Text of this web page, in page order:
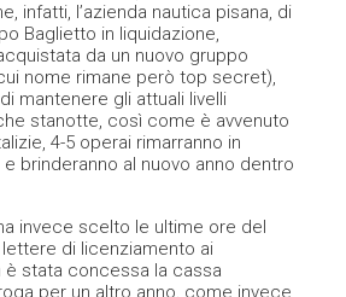
infatti, l’azienda nautica pisana, di
Baglietto in liquidazione,
da un nuovo gruppo
nome rimane però top secret),
mantenere gli attuali livelli
stanotte, così come è avvenuto
4-5 operai rimarranno in
e brinderanno al nuovo anno dentro
invece scelto le ultime ore del
lettere di licenziamento ai
è stata concessa la cassa
per un altro anno, come invece